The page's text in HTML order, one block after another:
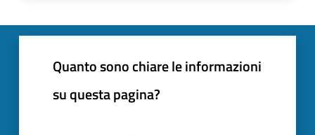
Quanto sono chiare le informazioni
su questa pagina?